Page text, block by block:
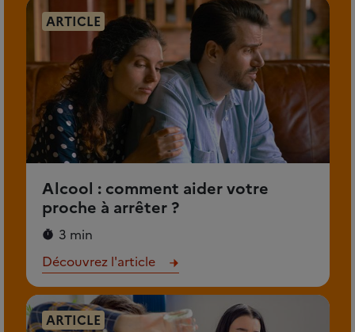
ARTICLE
Alcool : comment aider votre
proche à arrêter ?
3 min
Découvrez l'article
ARTICLE